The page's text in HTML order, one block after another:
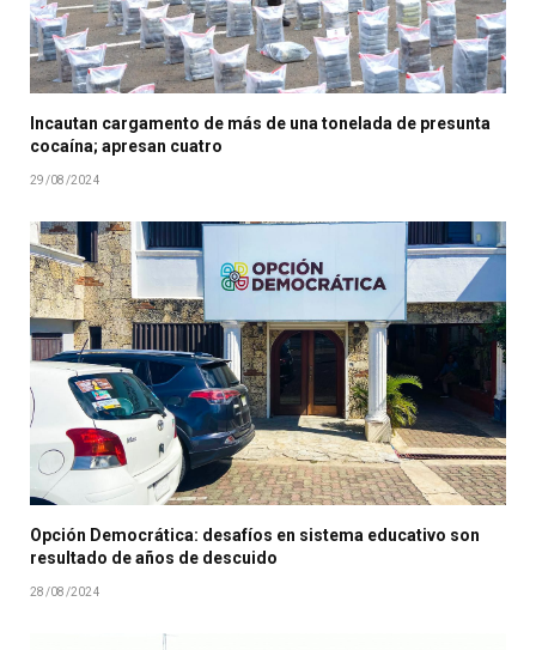
Incautan cargamento de más de una tonelada de presunta
cocaína; apresan cuatro
29/08/2024
Opción Democrática: desafíos en sistema educativo son
resultado de años de descuido
28/08/2024